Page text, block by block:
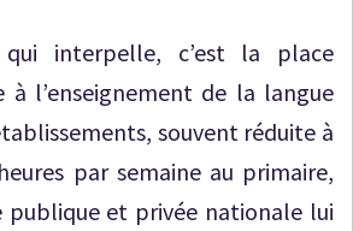
qui interpelle, c’est la place
à l’enseignement de la langue
souvent réduite à
par semaine au primaire,
publique et privée nationale lui